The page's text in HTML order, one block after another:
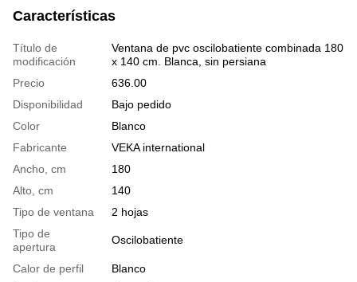
Características
Título de
modificación
Ventana de pvc oscilobatiente combinada 180
x 140 cm. Blanca, sin persiana
Precio
636.00
Disponibilidad
Bajo pedido
Color
Blanco
Fabricante
VEKA international
Ancho, cm
180
Alto, cm
140
Tipo de ventana
2 hojas
Tipo de
apertura
Oscilobatiente
Calor de perfil
Blanco